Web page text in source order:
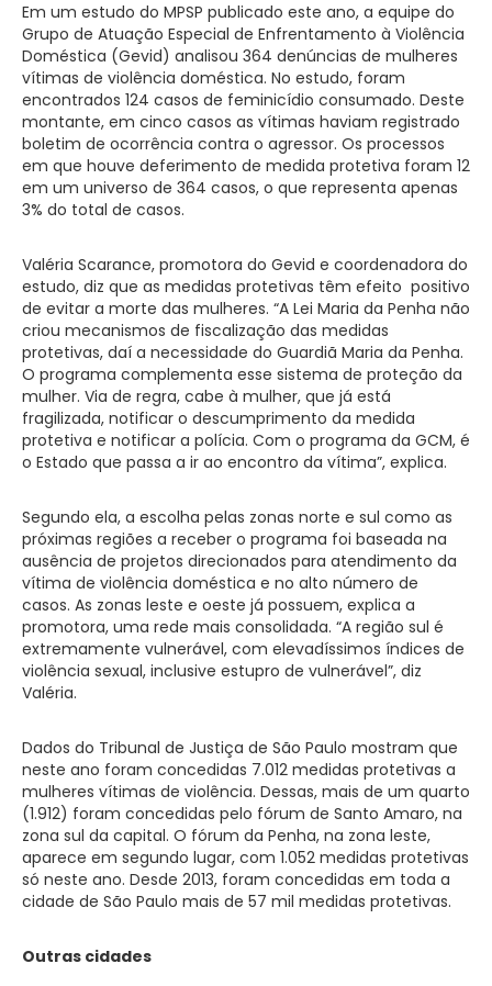
Em um estudo do MPSP publicado este ano, a equipe do
Grupo de Atuação Especial de Enfrentamento à Violência
Doméstica (Gevid) analisou 364 denúncias de mulheres
vítimas de violência doméstica. No estudo, foram
encontrados 124 casos de feminicídio consumado. Deste
montante, em cinco casos as vítimas haviam registrado
boletim de ocorrência contra o agressor. Os processos
em que houve deferimento de medida protetiva foram 12
em um universo de 364 casos, o que representa apenas
3% do total de casos.
Valéria Scarance, promotora do Gevid e coordenadora do
estudo, diz que as medidas protetivas têm efeito positivo
de evitar a morte das mulheres. “A Lei Maria da Penha não
criou mecanismos de fiscalização das medidas
protetivas, daí a necessidade do Guardiã Maria da Penha.
O programa complementa esse sistema de proteção da
mulher. Via de regra, cabe à mulher, que já está
fragilizada, notificar o descumprimento da medida
protetiva e notificar a polícia. Com o programa da GCM, é
o Estado que passa a ir ao encontro da vítima”, explica.
Segundo ela, a escolha pelas zonas norte e sul como as
próximas regiões a receber o programa foi baseada na
ausência de projetos direcionados para atendimento da
vítima de violência doméstica e no alto número de
casos. As zonas leste e oeste já possuem, explica a
promotora, uma rede mais consolidada. “A região sul é
extremamente vulnerável, com elevadíssimos índices de
violência sexual, inclusive estupro de vulnerável”, diz
Valéria.
Dados do Tribunal de Justiça de São Paulo mostram que
neste ano foram concedidas 7.012 medidas protetivas a
mulheres vítimas de violência. Dessas, mais de um quarto
(1.912) foram concedidas pelo fórum de Santo Amaro, na
zona sul da capital. O fórum da Penha, na zona leste,
aparece em segundo lugar, com 1.052 medidas protetivas
só neste ano. Desde 2013, foram concedidas em toda a
cidade de São Paulo mais de 57 mil medidas protetivas.
Outras cidades